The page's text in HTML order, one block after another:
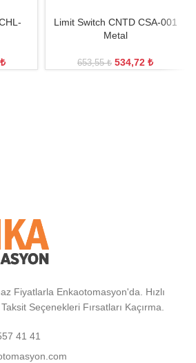
₺
Limit Switch CNTD CSA-001
Metal
653,55₺ 534,72 ₺
Fiyatlarla Enkaotomasyon'da. Hızlı
Seçenekleri Fırsatları Kaçırma.
41 41